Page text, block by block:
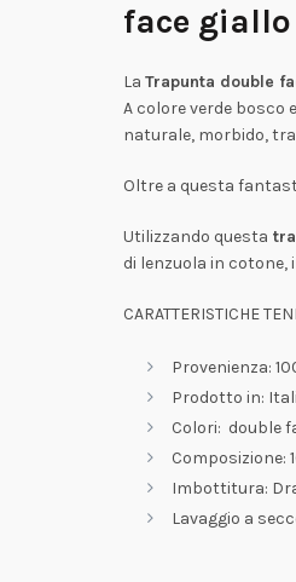
face
La Trapunta double
A colore verde bosco
naturale, morbido,
Oltre a questa
Utilizzando questa
di lenzuola in cotone,
CARATTERISTICHE
Provenienza:
Prodotto in:
Colori: double
Composizione:
Imbottitura:
Lavaggio a